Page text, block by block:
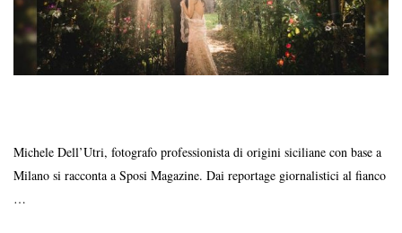
Michele Dell’Utri, fotografo professionista di origini siciliane con base a
Milano si racconta a Sposi Magazine. Dai reportage giornalistici al fianco
…